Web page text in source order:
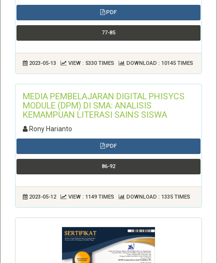
PDF
77-85
2023-05-13 VIEW : 5330 TIMES DOWNLOAD : 10145 TIMES
MEDIA PEMBELAJARAN DIGITAL PHISYCS
MODULE (DPM) DI SMA: ANALISIS
KEMAMPUAN LITERASI SAINS SISWA
Rony Harianto
PDF
86-92
2023-05-12 VIEW : 1149 TIMES DOWNLOAD : 1335 TIMES